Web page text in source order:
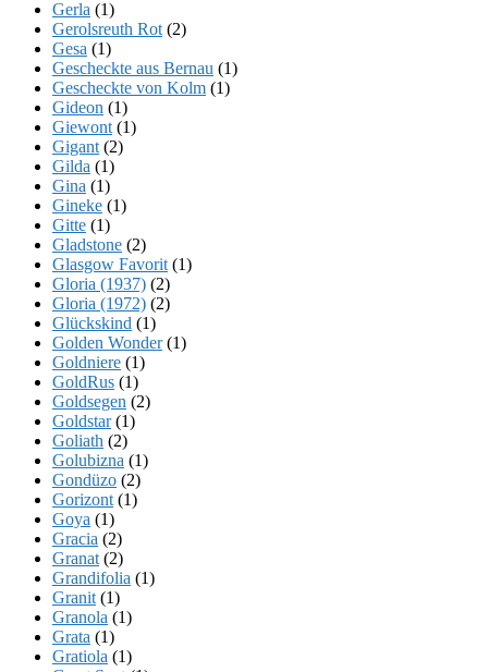
Gerla (1)
Gerolsreuth Rot (2)
Gesa (1)
Gescheckte aus Bernau (1)
Gescheckte von Kolm (1)
Gideon (1)
Giewont (1)
Gigant (2)
Gilda (1)
Gina (1)
Gineke (1)
Gitte (1)
Gladstone (2)
Glasgow Favorit (1)
Gloria (1937) (2)
Gloria (1972) (2)
Glückskind (1)
Golden Wonder(1)
Goldniere (1)
GoldRus (1)
Goldsegen (2)
Goldstar(1)
Goliath (2)
Golubizna (1)
Gondüzo (2)
Gorizont (1)
Goya (1)
Gracia (2)
Granat (2)
Grandifolia (1)
Granit (1)
Granola (1)
Grata (1)
Gratiola (1)